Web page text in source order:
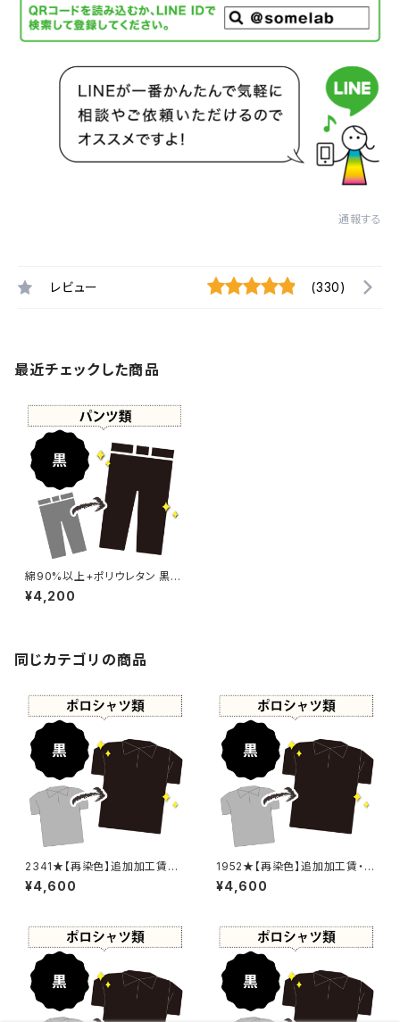
通報する
レビュー (330)
最近チェックした商品
綿90%以上+ポリウレタン 黒染
め パンツ 【元色：黒 - 強い色あ
せ】 -染め直し[漆黒 - Black]4
¥4,200
同じカテゴリの商品
2341★【再染色】追加加工賃・
黒染め
¥4,600
1952★【再染色】追加加工賃・
黒染め
¥4,600